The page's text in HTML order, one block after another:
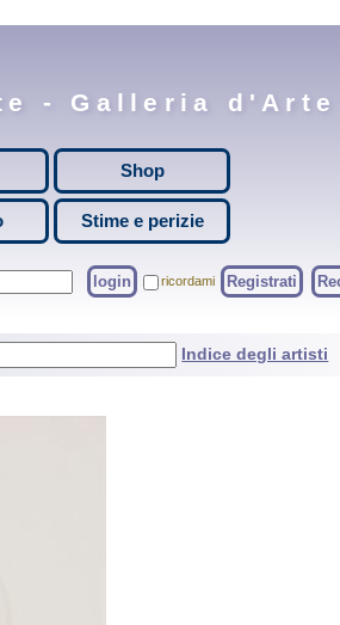
- Galleria d'Arte
Shop
Stime e perizie
login ricordami Registrati
Indice degli artisti